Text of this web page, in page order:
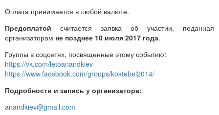
Оплата принимается в любой валюте.
Предоплатой считается заявка об участии, поданная
организаторам не позднее 10 июля 2017 года.
Группы в соцсетях, посвященные этому событию:
https://vk.com/letoanandkiev
https://www.facebook.com/groups/koktebel2014/
Подробности и запись у организатора:
anandkiev@gmail.com